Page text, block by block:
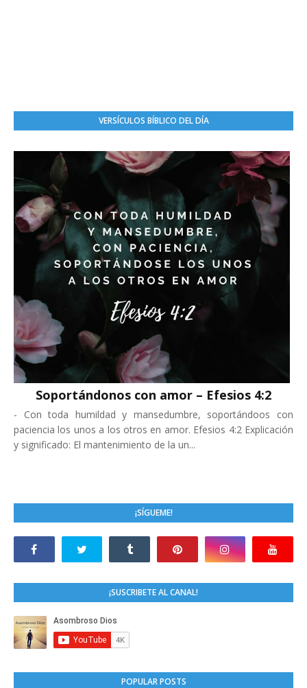
VERSÍCULOS BÍBLICO DEL DÍA
Soportándonos con amor – Efesios 4:2
- Con toda humildad y mansedumbre, soportándoos con
paciencia los unos a los otros en amor. Efesios 4:2 Explicación
y significado: El mantenimiento de la un...
¡SÍGUEME!
¡SUSCRIBETE AL CANAL!
POPULAR POSTS